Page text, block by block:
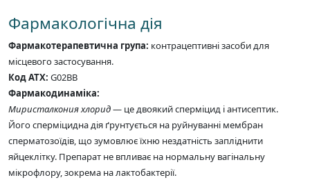
Фармакологічна дія
Фармакотерапевтична група: контрацептивні засоби для
місцевого застосування.
Код АТХ: G02BB
Фармакодинаміка:
Миристалкония хлорид— це двоякий сперміцид і антисептик.
Його сперміцидна дія ґрунтується на руйнуванні мембран
сперматозоїдів, що зумовлює їхню нездатність запліднити
яйцеклітку. Препарат не впливає на нормальну вагінальну
мікрофлору, зокрема на лактобактерії.